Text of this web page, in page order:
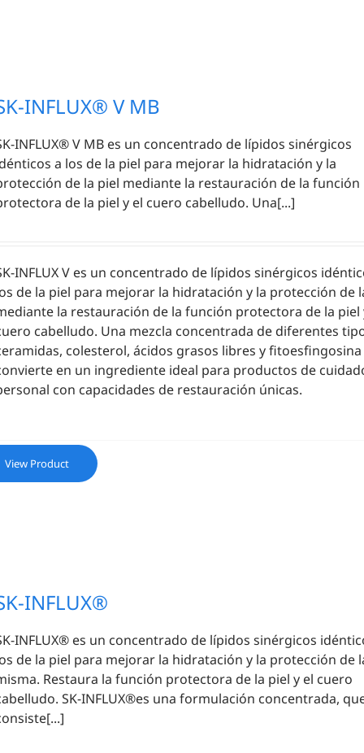
INFLUX® V MB
INFLUX® V MB es un concentrado de lípidos sinérgicos
a los de la piel para mejorar la hidratación y la
de la piel mediante la restauración de la función
de la piel y el cuero cabelludo. Una[...]
INFLUX V es un concentrado de lípidos sinérgicos
de la piel para mejorar la hidratación y la protección de
la restauración de la función protectora de la piel
cabelludo. Una mezcla concentrada de diferentes
colesterol, ácidos grasos libres y fitoesfingosina
en un ingrediente ideal para productos de
con capacidades de restauración únicas.
View Product
INFLUX®
INFLUX® es un concentrado de lípidos sinérgicos
de la piel para mejorar la hidratación y la protección de
Restaura la función protectora de la piel y el cuero
SK-INFLUX®es una formulación concentrada,